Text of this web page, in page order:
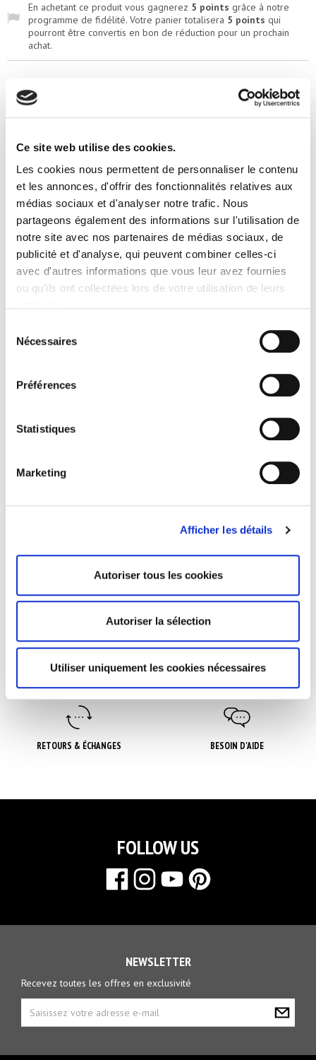
Ce site web utilise des cookies.
Les cookies nous permettent de personnaliser le contenu
et les annonces, d'offrir des fonctionnalités relatives aux
médias sociaux et d'analyser notre trafic. Nous
partageons également des informations sur l'utilisation de
notre site avec nos partenaires de médias sociaux, de
publicité et d'analyse, qui peuvent combiner celles-ci
avec d'autres informations que vous leur avez fournies
ou qu'ils ont collectées lors de votre utilisation de leurs
Nécessaires
Préférences
Statistiques
Marketing
Afficher les détails
Autoriser tous les cookies
Autoriser la sélection
Utiliser uniquement les cookies nécessaires
En achetant ce produit vous gagnerez 5 points grâce à notre
programme de fidélité. Votre panier totalisera 5 points qui
pourront être convertis en bon de réduction pour un prochain
achat.
Retours 14 jours
Livraison sous 4 à 8 jours
EN SAVOIR PLUS
Poudre compactemicrofine matifiante au toucher
soyeux. Le traitement silicone du talc et des
pigments
minérauxprotège la peau et assure une longue tenue au
maquillage.Contenance : 10gr.
AVIS PRODUITS
Maquillage
PAIEMENT SÉCURISÉ LIVRAISON RAPIDE
RETOURS & ÉCHANGES BESOIN D'AIDE
FOLLOW US
NEWSLETTER
Recevez toutes les offres en exclusivité